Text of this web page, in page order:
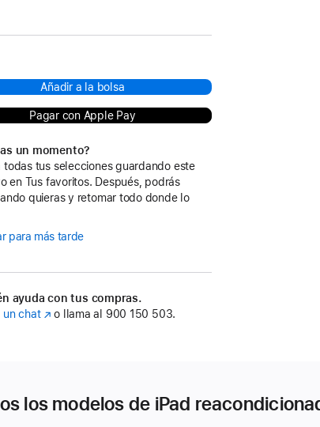
Añadir a la bolsa
Pagar con Apple Pay
un momento?
todas tus selecciones guardando este
en Tus favoritos. Después, podrás
quieras y retomar todo donde lo
para más tarde
ayuda con tus compras.
un chat(Seo llama al 900 150 503.
los modelos de iPad